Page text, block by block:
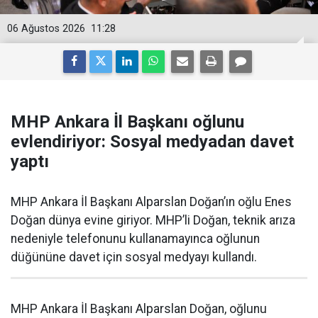
11:28
06 Ağustos 2026
MHP Ankara İl Başkanı oğlunu
evlendiriyor: Sosyal medyadan davet
yaptı
MHP Ankara İl Başkanı Alparslan Doğan’ın oğlu Enes
Doğan dünya evine giriyor. MHP’li Doğan, teknik arıza
nedeniyle telefonunu kullanamayınca oğlunun
düğününe davet için sosyal medyayı kullandı.
MHP Ankara İl Başkanı Alparslan Doğan, oğlunu